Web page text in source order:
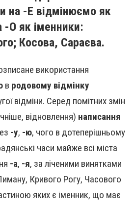
на -Е відмінюємо як
-О як іменники:
Косова, Сараєва.
використання
в родовому відмінку
відміни. Серед помітних змін
відновлення) написання
-у, -ю, чого в дотеперішньому
часи майже всі міста
-а, -я, за ліченими винятками
Кривого Рогу, Часового
яких є іменник, що має